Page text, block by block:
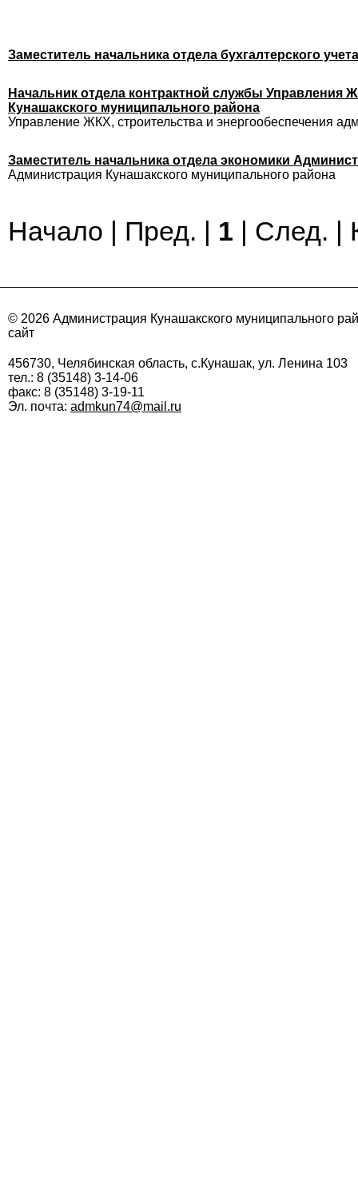
Заместитель начальника отдела бухгалтерского
Начальник отдела контрактной службы Управления
Кунашакского муниципального района
Управление ЖКХ, строительства и энергообеспечения
Заместитель начальника отдела экономики
Администрация Кунашакского муниципального района
Начало | Пред. | 1 | След. |
© 2026 Администрация Кунашакского муниципального
сайт
456730, Челябинская область, с.Кунашак, ул. Ленина 103
тел.: 8 (35148) 3-14-06
факс: 8 (35148) 3-19-11
Эл. почта: admkun74@mail.ru